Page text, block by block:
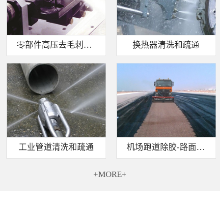
零部件高压去毛刺清洗 换热器清洗和疏通
工业管道清洗和疏通 机场跑道除胶-路面标线清除
+MORE+